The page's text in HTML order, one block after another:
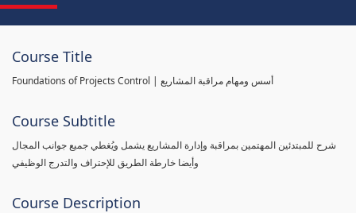
Course Title
Foundations of Projects Control | أسس ومهام مراقبة المشاريع
Course Subtitle
شرح للمبتدئين المهتمين بمراقبة وإدارة المشاريع يشمل ويُغطي جميع جوانب المجال
وأيضا خارطة الطريق للإحتراف والتدرج الوظيفي
Course Description